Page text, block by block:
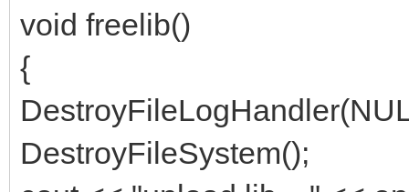
void freelib()
{
DestroyFileSystem();